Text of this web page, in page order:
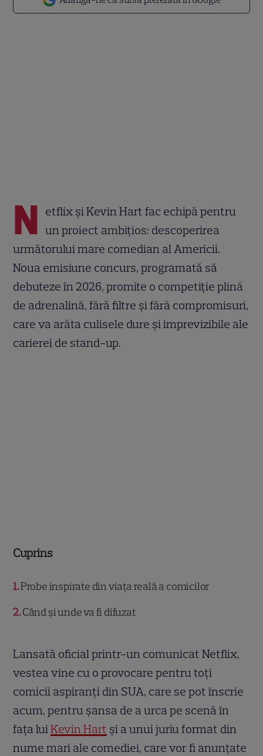
N etflix și Kevin Hart fac echipă pentru
un proiect ambițios: descoperirea
următorului mare comedian al Americii.
Noua emisiune concurs, programată să
debuteze în 2026, promite o competiție plină
de adrenalină, fără filtre și fără compromisuri,
care va arăta culisele dure și imprevizibile ale
carierei de stand-up.
Cuprins
1 Probe inspirate din viața reală a comicilor
2 Când și unde va fi difuzat
Lansată oficial printr-un comunicat Netflix,
vestea vine cu o provocare pentru toți
comicii aspiranți din SUA, care se pot înscrie
acum, pentru șansa de a urca pe scenă în
fața luiKevin Hart și a unui juriu format din
nume mari ale comediei, care vor fi anunțate